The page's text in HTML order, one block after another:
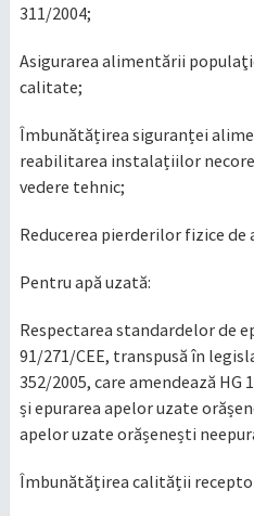
311/2004;
Asigurarea alimentării
calitate;
Îmbunătățirea siguranței
reabilitarea instalațiilor
vedere tehnic;
Reducerea pierderilor fizice de
Pentru apă uzată:
Respectarea standardelor de
91/271/CEE, transpusă în
352/2005, care amendează
și epurarea apelor uzate
apelor uzate orășenești
Îmbunătățirea calității